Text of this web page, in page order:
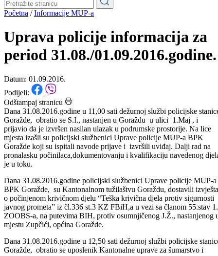
Kontakt
Početna/Informacije MUP-a
Uprava policije informacija za
period 31.08./01.09.2016.godine.
Datum: 01.09.2016.
Podijeli:
Odštampaj stranicu
Dana 31.08.2016.godine u 11,00 sati dežurnoj službi policijske
Goražde, obratio se S.I., nastanjen u Goraždu u ulici 1.Maj , i
prijavio da je izvršen nasilan ulazak u podrumske prostorije. Na lice
mjesta izašli su policijski službenici Uprave policije MUP-a BPK
pronalasku počinilaca,dokumentovanju i kvalifikaciju navedenog
je u toku.
Dana 31.08.2016.godine policijski službenici Uprave policije MUP-a
BPK Goražde, su Kantonalnom tužilaštvu Goraždu, dostavili
o počinjenom krivičnom djelu “Teška krivična djela protiv sigurnosti
ZOOBS-a, na putevima BIH, protiv osumnjičenog J.Ž., nastanjenog
mjestu Zupčići, općina Goražde.